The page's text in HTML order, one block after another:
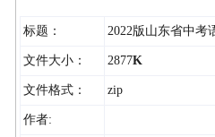
标题： 2022版山东省中考
文件大小： 2877K
文件格式： zip
作者: